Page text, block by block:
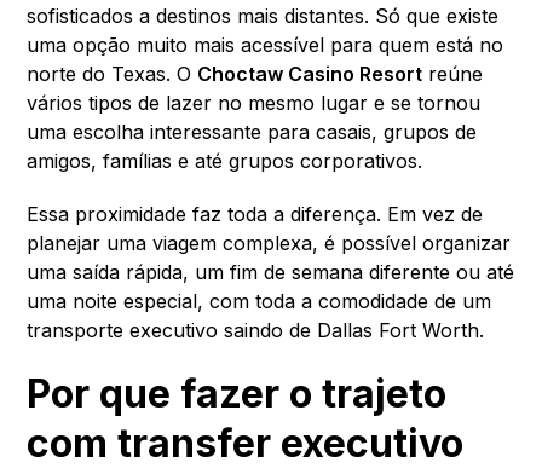
sofisticados a destinos mais distantes. Só que existe
uma opção muito mais acessível para quem está no
norte do Texas. O Choctaw Casino Resort reúne
vários tipos de lazer no mesmo lugar e se tornou
uma escolha interessante para casais, grupos de
amigos, famílias e até grupos corporativos.
Essa proximidade faz toda a diferença. Em vez de
planejar uma viagem complexa, é possível organizar
uma saída rápida, um fim de semana diferente ou até
uma noite especial, com toda a comodidade de um
transporte executivo saindo de Dallas Fort Worth.
Por que fazer o trajeto
com transfer executivo